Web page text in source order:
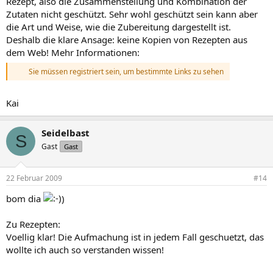
Zutaten nicht geschützt. Sehr wohl geschützt sein kann aber
die Art und Weise, wie die Zubereitung dargestellt ist.
Deshalb die klare Ansage: keine Kopien von Rezepten aus
dem Web! Mehr Informationen:
Sie müssen registriert sein, um bestimmte Links zu sehen
Kai
S Seidelbast
Gast Gast
22 Februar 2009 #14
bom dia )
Zu Rezepten:
Voellig klar! Die Aufmachung ist in jedem Fall geschuetzt, das
wollte ich auch so verstanden wissen!